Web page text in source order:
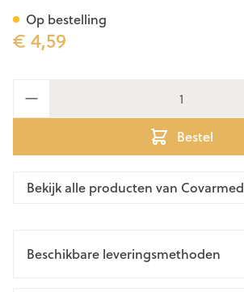
€ 4,59
Bestel
Op bestelling
Bekijk alle producten van Covarmed
Beschikbare leveringsmethoden